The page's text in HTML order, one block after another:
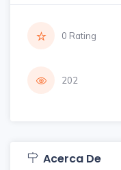
0 Rating
202
Acerca De